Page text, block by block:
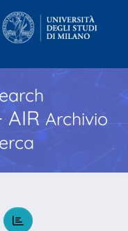
AIR Archivio